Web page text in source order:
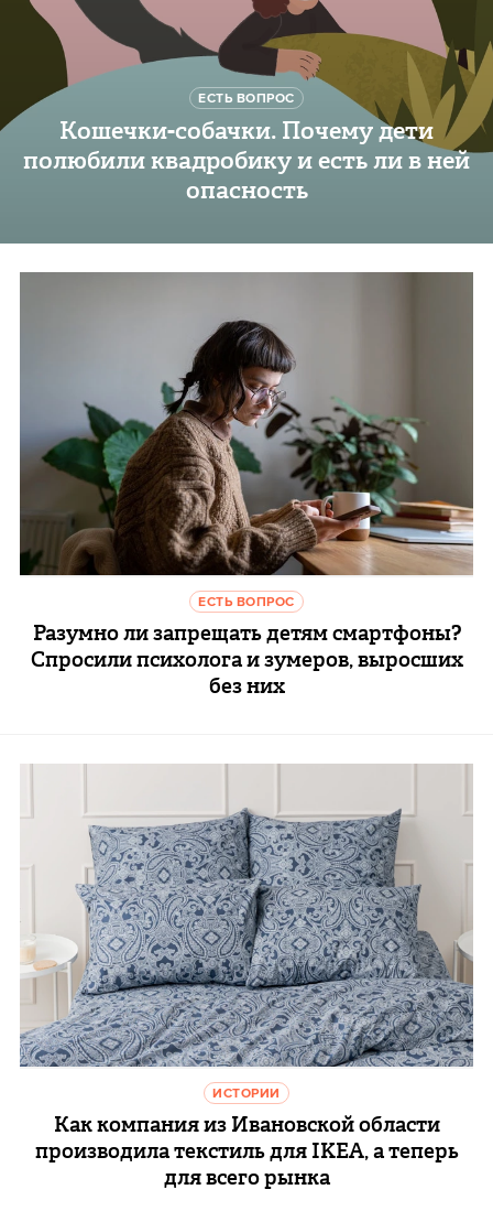
ЕСТЬ ВОПРОС
Кошечки-собачки. Почему дети
полюбили квадробику и есть ли в ней
опасность
ЕСТЬ ВОПРОС
Разумно ли запрещать детям смартфоны?
Спросили психолога и зумеров, выросших
без них
ИСТОРИИ
Как компания из Ивановской области
производила текстиль для IKEA, а теперь
для всего рынка